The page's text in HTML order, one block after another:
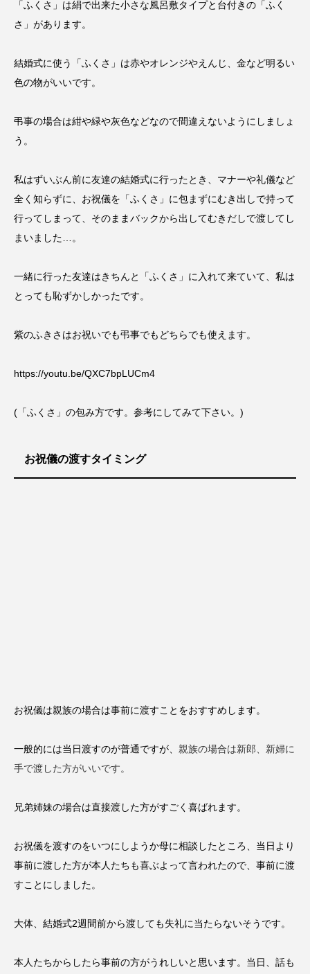
「ふくさ」は絹で出来た小さな風呂敷タイプと台付きの「ふく
さ」があります。
結婚式に使う「ふくさ」は赤やオレンジやえんじ、金など明るい
色の物がいいです。
弔事の場合は紺や緑や灰色などなので間違えないようにしましょ
う。
私はずいぶん前に友達の結婚式に行ったとき、マナーや礼儀など
全く知らずに、お祝儀を「ふくさ」に包まずにむき出しで持って
行ってしまって、そのままバックから出してむきだしで渡してし
まいました…。
一緒に行った友達はきちんと「ふくさ」に入れて来ていて、私は
とっても恥ずかしかったです。
紫のふきさはお祝いでも弔事でもどちらでも使えます。
https://youtu.be/QXC7bpLUCm4
(「ふくさ」の包み方です。参考にしてみて下さい。)
お祝儀の渡すタイミング
お祝儀は親族の場合は事前に渡すことをおすすめします。
一般的には当日渡すのが普通ですが、 親族の場合は新郎、新婦に
手で渡した方がいいです。
兄弟姉妹の場合は直接渡した方がすごく喜ばれます。
お祝儀を渡すのをいつにしようか母に相談したところ、当日より
事前に渡した方が本人たちも喜ぶよって言われたので、事前に渡
すことにしました。
大体、結婚式2週間前から渡しても失礼に当たらないそうです。
本人たちからしたら事前の方がうれしいと思います。当日、話も